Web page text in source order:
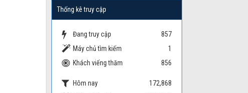
Thống kê truy cập
Đang truy cập
857
Máy chủ tìm kiếm
1
Khách viếng thăm
856
Hôm nay
172,868